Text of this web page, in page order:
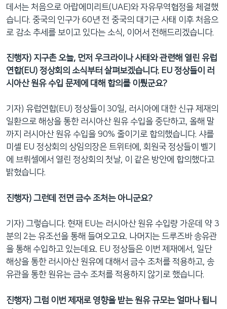
이
등
데서는 처음으로 아랍에미리트(UAE)와 자유무역협정을 체결했
습니다. 중국의 인구가 60년 전 중국의 대기근 사태 이후 처음으
로 감소 추세를 보이고 있다는 소식, 이어서 전해드리겠습니다.
진행자) 지구촌 오늘, 먼저 우크라이나 사태와 관련해 열린 유럽
연합(EU) 정상회의 소식부터 살펴보겠습니다. EU 정상들이 러
시아산 원유 수입 문제에 대해 합의를 이뤘군요?
기자) 유럽연합(EU) 정상들이 30일, 러시아에 대한 신규 제재의
일환으로 해상을 통한 러시아산 원유 수입을 중단하고, 올해 말
까지 러시아산 원유 수입을 90% 줄이기로 합의했습니다. 샤를
미셸 EU 정상회의 상임의장은 트위터에, 회원국 정상들이 벨기
에 브뤼셀에서 열린 정상회의 첫날, 이 같은 방안에 합의했다고
밝혔습니다.
진행자) 그런데 전면 금수 조처는 아니군요?
기자) 그렇습니다. 현재 EU는 러시아산 원유 수입량 가운데 약 3
분의 2는 유조선을 통해 들여오고요. 나머지는 드루즈바 송유관
을 통해 수입하고 있는데요. EU 정상들은 이번 제재에서, 일단
해상을 통한 러시아산 원유에 대해서 금수 조처를 적용하고, 송
유관을 통한 원유는 금수 조처를 적용하지 않기로 했습니다.
진행자) 그럼 이번 제재로 영향을 받는 원유 규모는 얼마나 됩니